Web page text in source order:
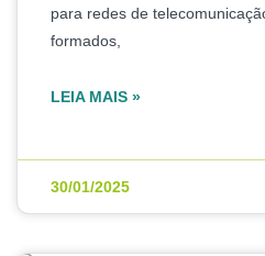
para redes de
formados,
LEIA MAIS »
30/01/2025